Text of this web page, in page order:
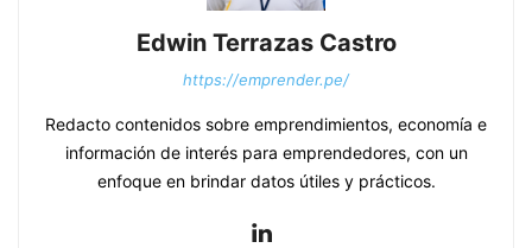
Edwin Terrazas Castro
https://emprender.pe/
Redacto contenidos sobre emprendimientos, economía e
información de interés para emprendedores, con un
enfoque en brindar datos útiles y prácticos.